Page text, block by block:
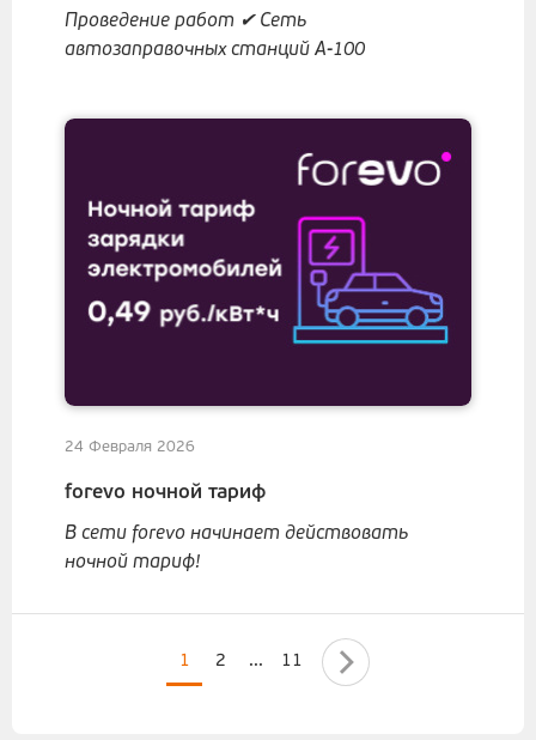
Проведение работ ✔ Сеть
автозаправочных станций А-100
24 Февраля 2026
forevo ночной тариф
В сети forevo начинает действовать
ночной тариф!
1 2 ... 11